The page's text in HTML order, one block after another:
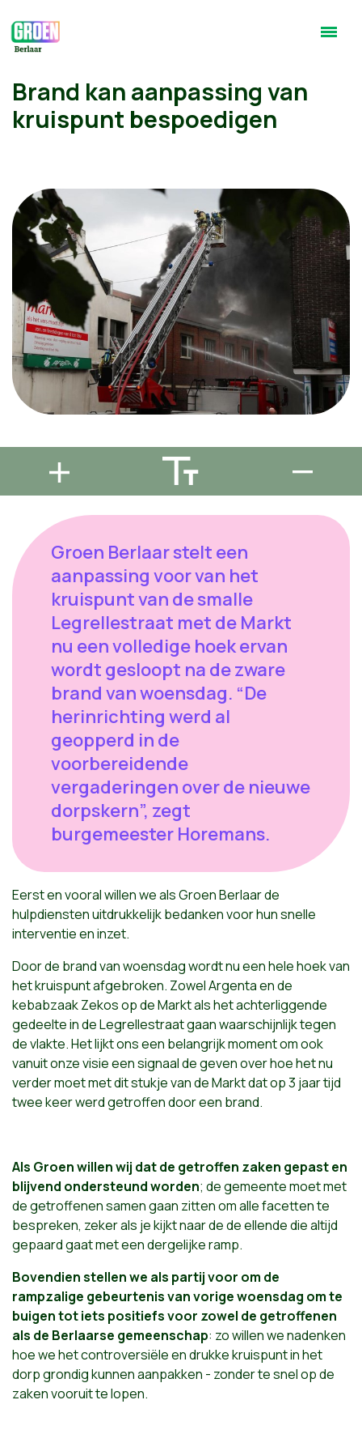
Brand kan aanpassing van
kruispunt bespoedigen
Groen Berlaar stelt een
aanpassing voor van het
kruispunt van de smalle
Legrellestraat met de Markt
nu een volledige hoek ervan
wordt gesloopt na de zware
brand van woensdag. “De
herinrichting werd al
geopperd in de
voorbereidende
vergaderingen over de nieuwe
dorpskern”, zegt
burgemeester Horemans.
Eerst en vooral willen we als Groen Berlaar de
hulpdiensten uitdrukkelijk bedanken voor hun snelle
interventie en inzet.
Door de brand van woensdag wordt nu een hele hoek van
het kruispunt afgebroken. Zowel Argenta en de
kebabzaak Zekos op de Markt als het achterliggende
gedeelte in de Legrellestraat gaan waarschijnlijk tegen
de vlakte. Het lijkt ons een belangrijk moment om ook
vanuit onze visie een signaal de geven over hoe het nu
verder moet met dit stukje van de Markt dat op 3 jaar tijd
twee keer werd getroffen door een brand.
Als Groen willen wij dat de getroffen zaken gepast en
blijvend ondersteund worden; de gemeente moet met
de getroffenen samen gaan zitten om alle facetten te
bespreken, zeker als je kijkt naar de de ellende die altijd
gepaard gaat met een dergelijke ramp.
Bovendien stellen we als partij voor om de
rampzalige gebeurtenis van vorige woensdag om te
buigen tot iets positiefs voor zowel de getroffenen
als de Berlaarse gemeenschap: zo willen we nadenken
hoe we het controversiële en drukke kruispunt in het
dorp grondig kunnen aanpakken - zonder te snel op de
zaken vooruit te lopen.